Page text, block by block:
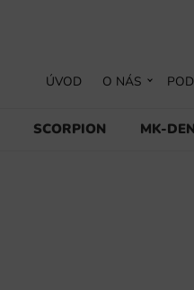
SCORPION MK-
ÚVOD O NÁS